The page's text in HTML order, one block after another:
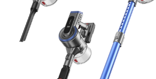
– USISIVAČI